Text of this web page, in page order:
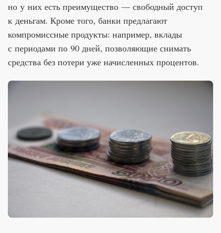
но у них есть преимущество — свободный доступ
к деньгам. Кроме того, банки предлагают
компромиссные продукты: например, вклады
с периодами по 90 дней, позволяющие снимать
средства без потери уже начисленных процентов.